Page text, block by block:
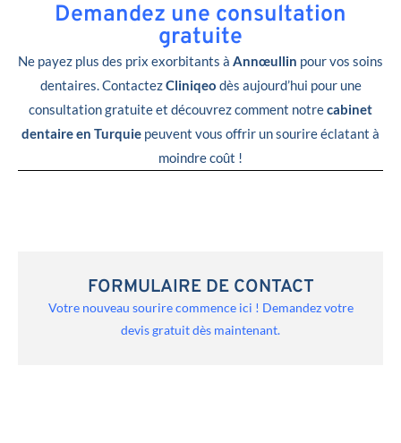
Demandez une consultation
gratuite
Ne payez plus des prix exorbitants à Annœullin pour vos soins
dentaires. ContactezCliniqeo dès aujourd’hui pour une
consultation gratuite et découvrez comment notrecabinet
dentaire en Turquie peuvent vous offrir un sourire éclatant à
moindre coût !
FORMULAIRE DE CONTACT
Votre nouveau sourire commence ici ! Demandez votre
devis gratuit dès maintenant.